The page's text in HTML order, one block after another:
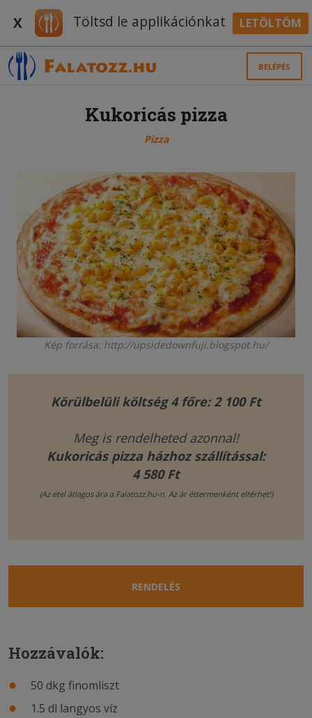
X Töltsd le applikációnkat LETÖLTÖM
BELÉPÉS
Kukoricás pizza
Pizza
Kép forrása: http://upsidedownfuji.blogspot.hu/
Körülbelüli költség 4 főre: 2 100 Ft
Meg is rendelheted azonnal!
Kukoricás pizza házhoz szállítással:
4 580 Ft
(Az étel átlagos ára a Falatozz.hu-n. Az ár éttermenként eltérhet!)
RENDELÉS
Hozzávalók:
50 dkg finomliszt
1.5 dl langyos víz